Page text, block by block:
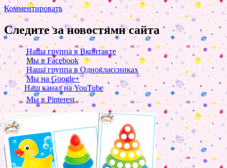
Комментировать
Следите за новостями сайта
Наша группа в Вконтакте
Мы в Facebook
Наша группа в Одноклассниках
Мы на Google+
Наш канал на YouTube
Мы в Pinterest